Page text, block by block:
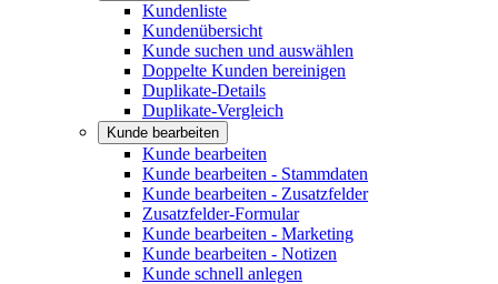
Kundenliste
Kundenübersicht
Kunde suchen und auswählen
Doppelte Kunden bereinigen
Duplikate-Details
Duplikate-Vergleich
Kunde bearbeiten
Kunde bearbeiten
Kunde bearbeiten - Stammdaten
Kunde bearbeiten - Zusatzfelder
Zusatzfelder-Formular
Kunde bearbeiten - Marketing
Kunde bearbeiten - Notizen
Kunde schnell anlegen